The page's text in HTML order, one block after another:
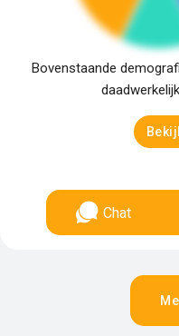
Bovenstaande
Chat